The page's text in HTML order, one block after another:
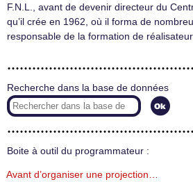
F.N.L., avant de devenir directeur du
qu’il crée en 1962, où il forma de
responsable de la formation de
Recherche dans la base de données
Boite à outil du programmateur :
Avant d’organiser une projection…